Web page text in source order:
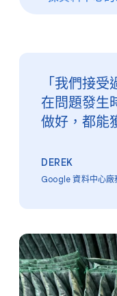
「我們​接
在​問題​發生​
做好，​都​能​
DEREK
Google 資料​中心​廠